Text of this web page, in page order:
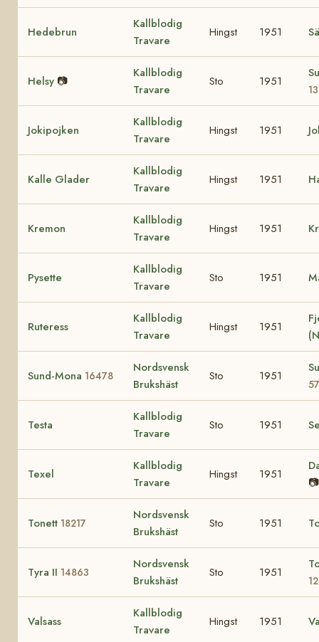
Hedebrun
Kallblodig
Travare
Hingst 1951
Helsy 📷
Kallblodig
Travare
Sto 1951
Jokipojken
Kallblodig
Travare
Hingst 1951
Kalle Glader
Kallblodig
Travare
Hingst 1951
Kremon
Kallblodig
Travare
Hingst 1951
Pysette
Kallblodig
Travare
Sto 1951
Ruteress
Kallblodig
Travare
Hingst 1951
Sund-Mona 16478
Nordsvensk
Brukshäst
Sto 1951
Testa
Kallblodig
Travare
Sto 1951
Texel
Kallblodig
Travare
Hingst 1951
📷
Tonett 18217
Nordsvensk
Brukshäst
Sto 1951
Tyra II 14863
Nordsvensk
Brukshäst
Sto 1951
Valsass
Kallblodig
Travare
Hingst 1951